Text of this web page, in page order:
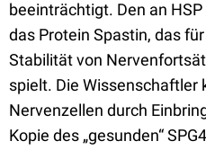
beeinträchtigt. Den an
das Protein Spastin, das
Stabilität von
spielt. Die Wissenschaftler
Nervenzellen durch
Kopie des „gesunden“